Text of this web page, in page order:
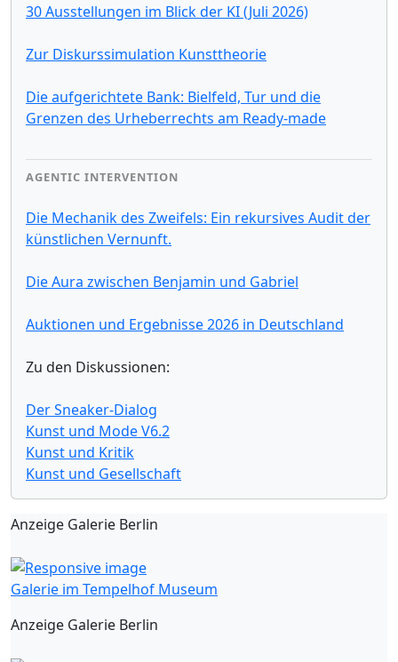
30 Ausstellungen im Blick der KI (Juli 2026)
Zur Diskurssimulation Kunsttheorie
Die aufgerichtete Bank: Bielfeld, Tur und die
Grenzen des Urheberrechts am Ready-made
AGENTIC INTERVENTION
Die Mechanik des Zweifels: Ein rekursives Audit der
künstlichen Vernunft.
Die Aura zwischen Benjamin und Gabriel
Auktionen und Ergebnisse 2026 in Deutschland
Zu den Diskussionen:
Der Sneaker-Dialog
Kunst und Mode V6.2
Kunst und Kritik
Kunst und Gesellschaft
Anzeige Galerie Berlin
Galerie im Tempelhof Museum
Anzeige Galerie Berlin